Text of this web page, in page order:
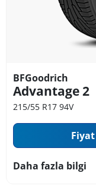
BFGoodrich
Advantage 2
215/55 R17 94V
Daha fazla bilgi